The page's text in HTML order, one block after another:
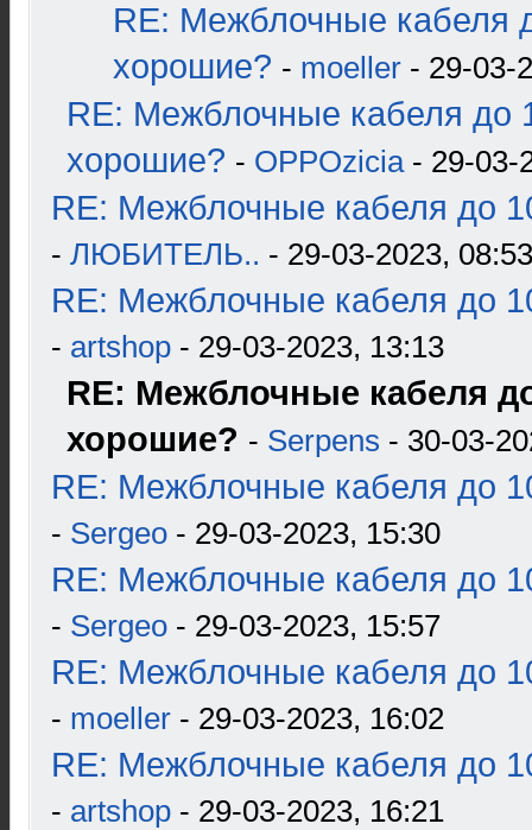
RE: Межблочные кабеля
хорошие? - moeller - 29-03-
RE: Межблочные кабеля до
хорошие? - OPPOzicia- 29-03-
RE: Межблочные кабеля до
- ЛЮБИТЕЛЬ.. - 29-03-2023, 08:53
RE: Межблочные кабеля до
- artshop - 29-03-2023, 13:13
RE: Межблочные кабеля
хорошие? - Serpens - 30-03-
RE: Межблочные кабеля до
- Sergeo - 29-03-2023, 15:30
RE: Межблочные кабеля до
- Sergeo - 29-03-2023, 15:57
RE: Межблочные кабеля до
- moeller - 29-03-2023, 16:02
RE: Межблочные кабеля до
- artshop - 29-03-2023, 16:21